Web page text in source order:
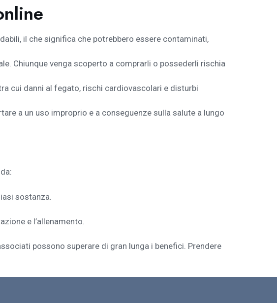
il che significa che potrebbero essere contaminati,
Chiunque venga scoperto a comprarli o possederli rischia
cui danni al fegato, rischi cardiovascolari e disturbi
a un uso improprio e a conseguenze sulla salute a lungo
sostanza.
e l’allenamento.
possono superare di gran lunga i benefici. Prendere